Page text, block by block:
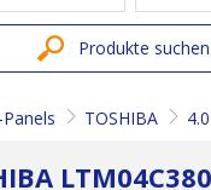
Produkte suchen
TOSHIBA